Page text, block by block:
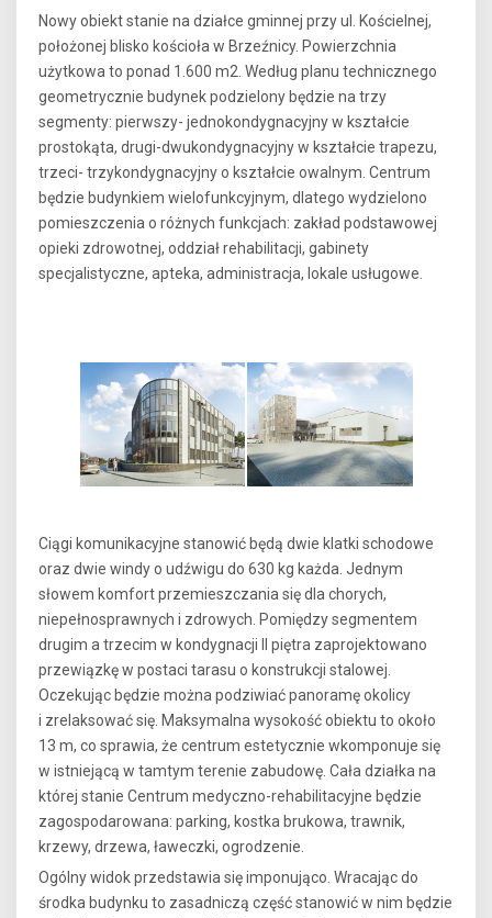
Nowy obiekt stanie na działce gminnej przy ul. Kościelnej,
położonej blisko kościoła w Brzeźnicy. Powierzchnia
użytkowa to ponad 1.600 m2. Według planu technicznego
geometrycznie budynek podzielony będzie na trzy
segmenty: pierwszy- jednokondygnacyjny w kształcie
prostokąta, drugi-dwukondygnacyjny w kształcie trapezu,
trzeci- trzykondygnacyjny o kształcie owalnym. Centrum
będzie budynkiem wielofunkcyjnym, dlatego wydzielono
pomieszczenia o różnych funkcjach: zakład podstawowej
opieki zdrowotnej, oddział rehabilitacji, gabinety
specjalistyczne, apteka, administracja, lokale usługowe.
Ciągi komunikacyjne stanowić będą dwie klatki schodowe
oraz dwie windy o udźwigu do 630 kg każda. Jednym
słowem komfort przemieszczania się dla chorych,
niepełnosprawnych i zdrowych. Pomiędzy segmentem
drugim a trzecim w kondygnacji II piętra zaprojektowano
przewiązkę w postaci tarasu o konstrukcji stalowej.
Oczekując będzie można podziwiać panoramę okolicy
i zrelaksować się. Maksymalna wysokość obiektu to około
13 m, co sprawia, że centrum estetycznie wkomponuje się
w istniejącą w tamtym terenie zabudowę. Cała działka na
której stanie Centrum medyczno-rehabilitacyjne będzie
zagospodarowana: parking, kostka brukowa, trawnik,
krzewy, drzewa, ławeczki, ogrodzenie.
Ogólny widok przedstawia się imponująco. Wracając do
środka budynku to zasadniczą część stanowić w nim będzie